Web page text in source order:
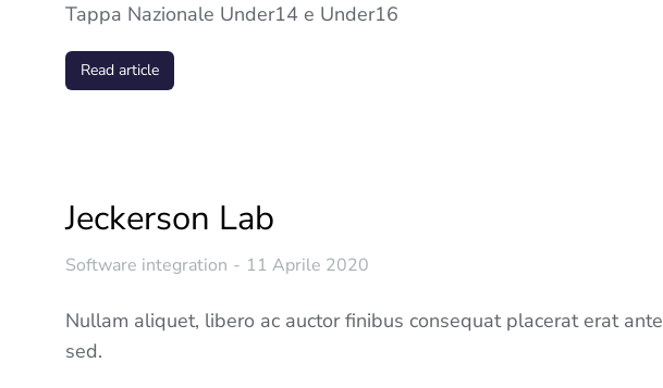
Tappa Nazionale Under14 e Under16
Read article
Jeckerson Lab
Software integration 11 Aprile 2020
Nullam aliquet, libero ac auctor finibus consequat placerat erat ante
sed.